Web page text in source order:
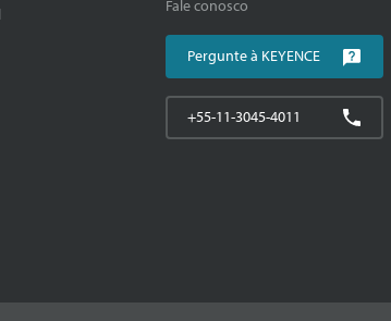
Fale conosco
Pergunte à KEYENCE
+55-11-3045-4011